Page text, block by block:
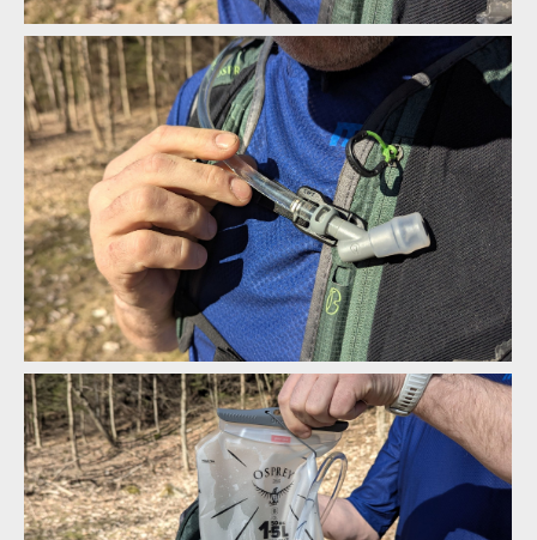
Osprey Escapist Velocity 6
Osprey Escapist Velocity 6
Osprey Escapist Velocity 6
Osprey Escapist Velocity 6
Osprey Escapist Velocity 6
Osprey Escapist Velocity 6
Osprey Escapist Velocity 6
Osprey Escapist Velocity 6
Osprey Escapist Velocity 6
Osprey Escapist Velocity 6
Osprey Escapist Velocity 6
Osprey Escapist Velocity 6
Osprey Escapist Velocity 6
Osprey Escapist Velocity 6